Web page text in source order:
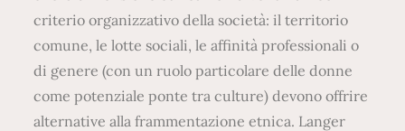
criterio organizzativo della società: il territorio
comune, le lotte sociali, le affinità professionali o
di genere (con un ruolo particolare delle donne
come potenziale ponte tra culture) devono offrire
alternative alla frammentazione etnica. Langer